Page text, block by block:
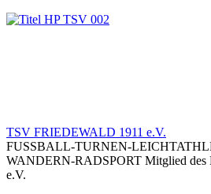
TSV FRIEDEWALD 1911 e.V.
FUSSBALL-TURNEN-
WANDERN-RADSPORT Mitglied des
e.V.